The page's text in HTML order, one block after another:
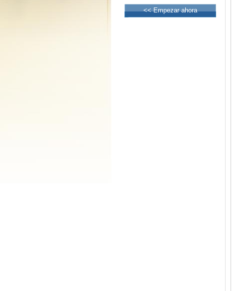
<< Empezar ahora